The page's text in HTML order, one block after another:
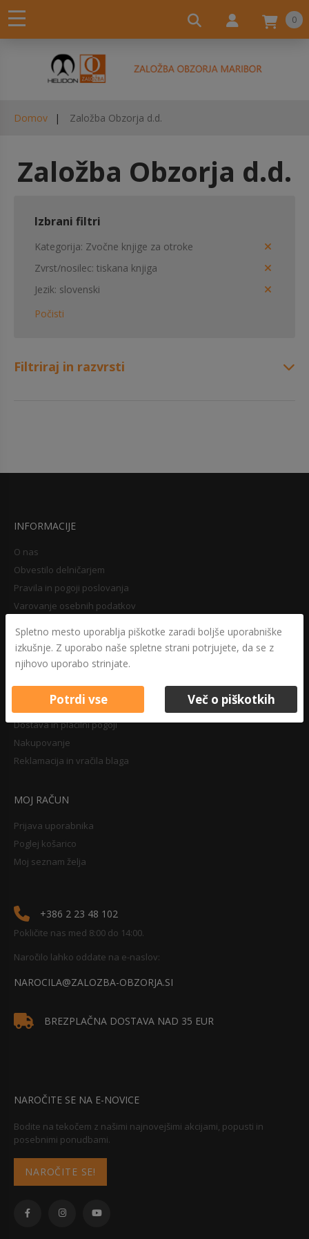
0
Domov Založba Obzorja d.d.
Založba Obzorja d.d.
Izbrani filtri
Kategorija Zvočne knjige za otroke
Zvrst/nosilec tiskana knjiga
Jezik slovenski
Počisti
Filtriraj in razvrsti
INFORMACIJE
O nas
Obvestilo delničarjem
Pravila in pogoji poslovanja
Varovanje osebnih podatkov
Pravilnik o zasebnosti
Pravno obvestilo
NAKUPOVANJE
Dostava in plačilni pogoji
Nakupovanje
Reklamacija in vračila blaga
MOJ RAČUN
Prijava uporabnika
Poglej košarico
Moj seznam želja
+386 2 23 48 102
Pokličite nas med 8:00 do 14:00.
Naročilo lahko oddate na e-naslov:
NAROCILA@ZALOZBA-OBZORJA.SI
BREZPLAČNA DOSTAVA NAD 35 EUR
NAROČITE SE NA E-NOVICE
Bodite na tekočem z našimi najnovejšimi akcijami, popusti in
posebnimi ponudbami.
NAROČITE SE!
Spletno mesto uporablja piškotke zaradi boljše uporabniške
izkušnje. Z uporabo naše spletne strani potrjujete, da se z
njihovo uporabo strinjate.
Potrdi vse Več o piškotkih